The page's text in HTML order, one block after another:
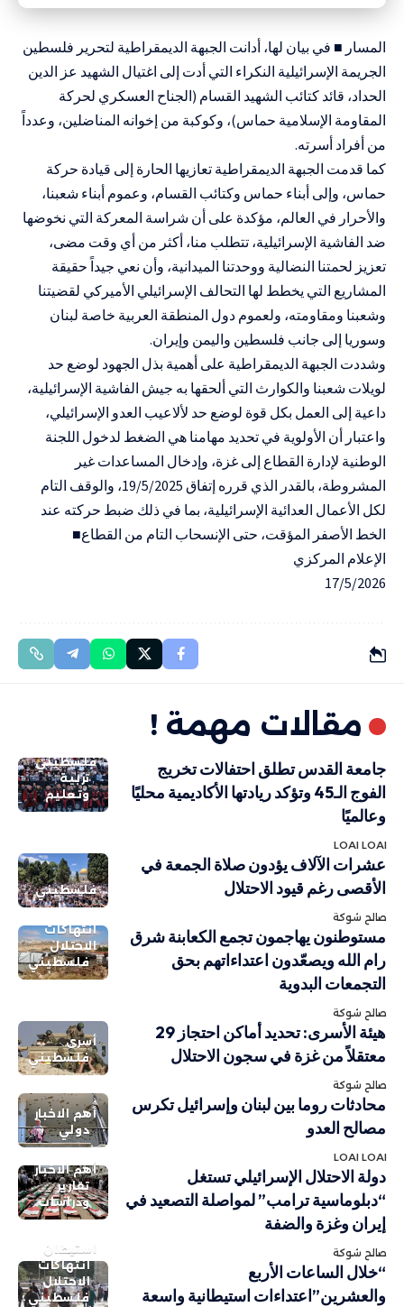
المسار ■ في بيان لها، أدانت الجبهة الديمقراطية لتحرير فلسطين
الجريمة الإسرائيلية النكراء التي أدت إلى اغتيال الشهيد عز الدين
الحداد، قائد كتائب الشهيد القسام (الجناح العسكري لحركة
المقاومة الإسلامية حماس)، وكوكبة من إخوانه المناضلين، وعدداً
من أفراد أسرته.
كما قدمت الجبهة الديمقراطية تعازيها الحارة إلى قيادة حركة
حماس، وإلى أبناء حماس وكتائب القسام، وعموم أبناء شعبنا،
والأحرار في العالم، مؤكدة على أن شراسة المعركة التي نخوضها
ضد الفاشية الإسرائيلية، تتطلب منا، أكثر من أي وقت مضى،
تعزيز لحمتنا النضالية ووحدتنا الميدانية، وأن نعي جيداً حقيقة
المشاريع التي يخطط لها التحالف الإسرائيلي الأميركي لقضيتنا
وشعبنا ومقاومته، ولعموم دول المنطقة العربية خاصة لبنان
وسوريا إلى جانب فلسطين واليمن وإيران.
وشددت الجبهة الديمقراطية على أهمية بذل الجهود لوضع حد
لويلات شعبنا والكوارث التي ألحقها به جيش الفاشية الإسرائيلية،
داعية إلى العمل بكل قوة لوضع حد لألاعيب العدو الإسرائيلي،
واعتبار أن الأولوية في تحديد مهامنا هي الضغط لدخول اللجنة
الوطنية لإدارة القطاع إلى غزة، وإدخال المساعدات غير
المشروطة، بالقدر الذي قرره إتفاق 19/5/2025، والوقف التام
لكل الأعمال العدائية الإسرائيلية، بما في ذلك ضبط حركته عند
الخط الأصفر المؤقت، حتى الإنسحاب التام من القطاع■
الإعلام المركزي
17/5/2026
مقالات مهمة !
فلسطيني
تربية
وتعليم
جامعة القدس تطلق احتفالات تخريج
الفوج الـ45 وتؤكد ريادتها الأكاديمية محليًا
وعالميًا
LOAI LOAI
فلسطيني
عشرات الآلاف يؤدون صلاة الجمعة في
الأقصى رغم قيود الاحتلال
صالح شوكة
انتهاكات
الاحتلال
فلسطيني
مستوطنون يهاجمون تجمع الكعابنة شرق
رام الله ويصعّدون اعتداءاتهم بحق
التجمعات البدوية
صالح شوكة
أسرى
فلسطيني
هيئة الأسرى: تحديد أماكن احتجاز 29
معتقلاً من غزة في سجون الاحتلال
صالح شوكة
أهم الاخبار
دولي
محادثات روما بين لبنان وإسرائيل تكرس
مصالح العدو
LOAI LOAI
أهم الاخبار
تقارير
ودراسات
دولة الاحتلال الإسرائيلي تستغل
“دبلوماسية ترامب” لمواصلة التصعيد في
إيران وغزة والضفة
صالح شوكة
استيطان
انتهاكات
الاحتلال
فلسطيني
“خلال الساعات الأربع
والعشرين”اعتداءات استيطانية واسعة